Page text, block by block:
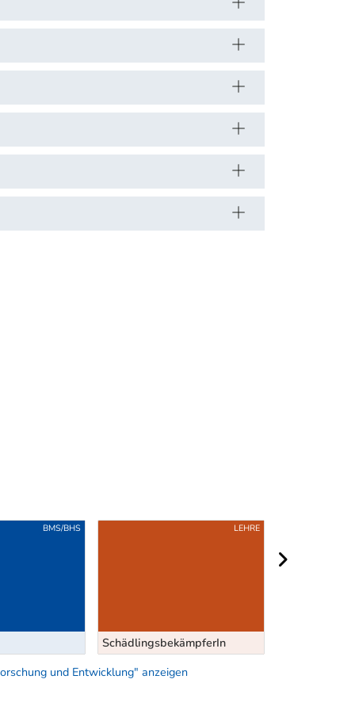
BMS/BHS
SchädlingsbekämpferIn
LEHRE
und Entwicklung" anzeigen